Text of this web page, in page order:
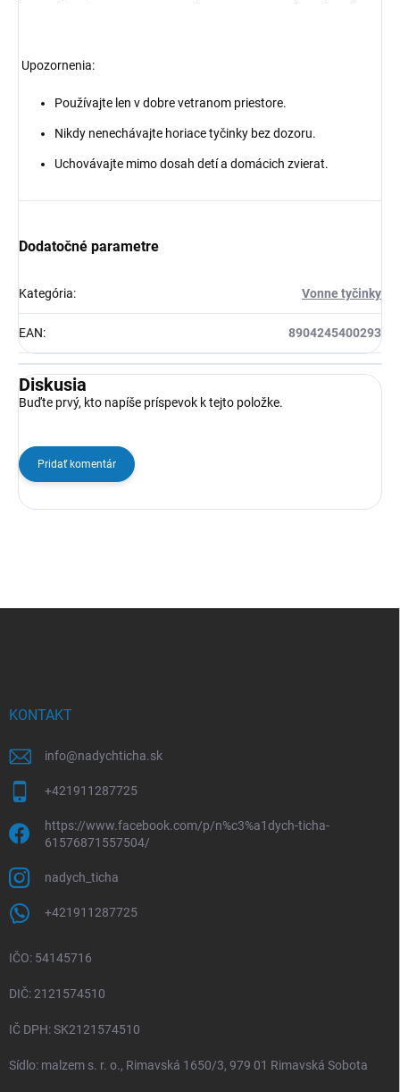
Upozornenia:
Používajte len v dobre vetranom priestore.
Nikdy nenechávajte horiace tyčinky bez dozoru.
Uchovávajte mimo dosah detí a domácich zvierat.
Dodatočné parametre
Kategória: Vonne tyčinky
EAN: 8904245400293
Diskusia
Buďte prvý, kto napíše príspevok k tejto položke.
Pridať komentár
KONTAKT
info@nadychticha.sk
+421911287725
https://www.facebook.com/p/n%c3%a1dych-ticha-
61576871557504/
nadych_ticha
+421911287725
IČO: 54145716
DIČ: 2121574510
IČ DPH: SK2121574510
Sídlo: malzem s. r. o., Rimavská 1650/3, 979 01 Rimavská Sobota